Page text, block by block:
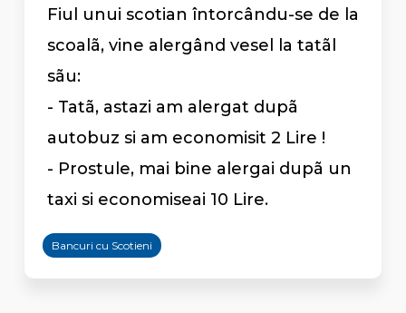
Fiul unui scotian întorcându-se de la
scoalã, vine alergând vesel la tatãl
sãu:
- Tatã, astazi am alergat dupã
autobuz si am economisit 2 Lire !
- Prostule, mai bine alergai dupã un
taxi si economiseai 10 Lire.
Bancuri cu Scotieni